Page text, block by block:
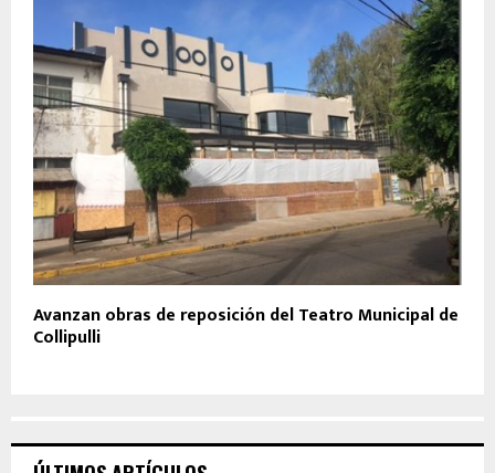
Avanzan obras de reposición del Teatro Municipal de
Collipulli